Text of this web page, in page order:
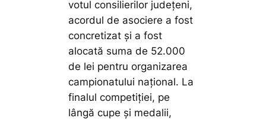
votul consilierilor județeni,
acordul de asociere a fost
concretizat și a fost
alocată suma de 52.000
de lei pentru organizarea
campionatului național. La
finalul competiției, pe
lângă cupe și medalii,